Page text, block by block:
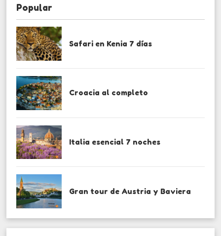
Popular
Safari en Kenia 7 días
Croacia al completo
Italia esencial 7 noches
Gran tour de Austria y Baviera